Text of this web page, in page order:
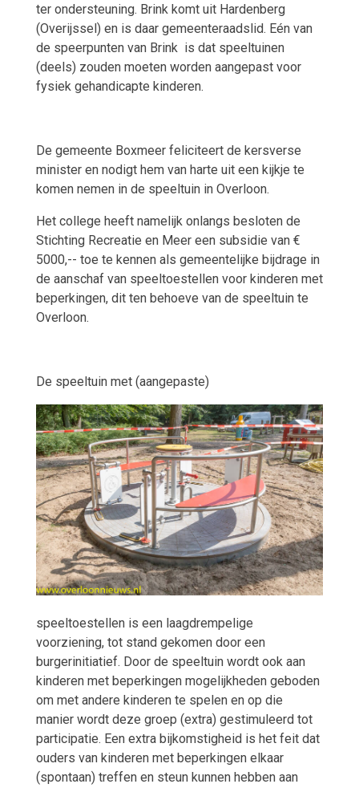
ter ondersteuning. Brink komt uit Hardenberg
(Overijssel) en is daar gemeenteraadslid. Eén van
de speerpunten van Brink is dat speeltuinen
(deels) zouden moeten worden aangepast voor
fysiek gehandicapte kinderen.
De gemeente Boxmeer feliciteert de kersverse
minister en nodigt hem van harte uit een kijkje te
komen nemen in de speeltuin in Overloon.
Het college heeft namelijk onlangs besloten de
Stichting Recreatie en Meer een subsidie van €
5000,-- toe te kennen als gemeentelijke bijdrage in
de aanschaf van speeltoestellen voor kinderen met
beperkingen, dit ten behoeve van de speeltuin te
Overloon.
De speeltuin met (aangepaste)
speeltoestellen is een laagdrempelige
voorziening, tot stand gekomen door een
burgerinitiatief. Door de speeltuin wordt ook aan
kinderen met beperkingen mogelijkheden geboden
om met andere kinderen te spelen en op die
manier wordt deze groep (extra) gestimuleerd tot
participatie. Een extra bijkomstigheid is het feit dat
ouders van kinderen met beperkingen elkaar
(spontaan) treffen en steun kunnen hebben aan